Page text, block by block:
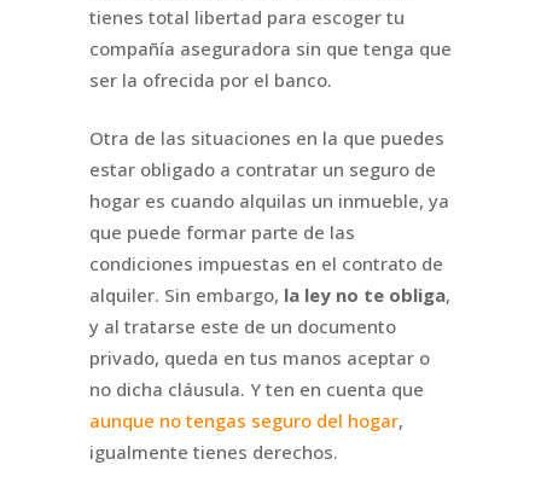
tienes total libertad para escoger tu
compañía aseguradora sin que tenga que
ser la ofrecida por el banco.
Otra de las situaciones en la que puedes
estar obligado a contratar un seguro de
hogar es cuando alquilas un inmueble, ya
que puede formar parte de las
condiciones impuestas en el contrato de
alquiler. Sin embargo, la ley no te obliga,
y al tratarse este de un documento
privado, queda en tus manos aceptar o
no dicha cláusula. Y ten en cuenta que
aunque no tengas seguro del hogar,
igualmente tienes derechos.